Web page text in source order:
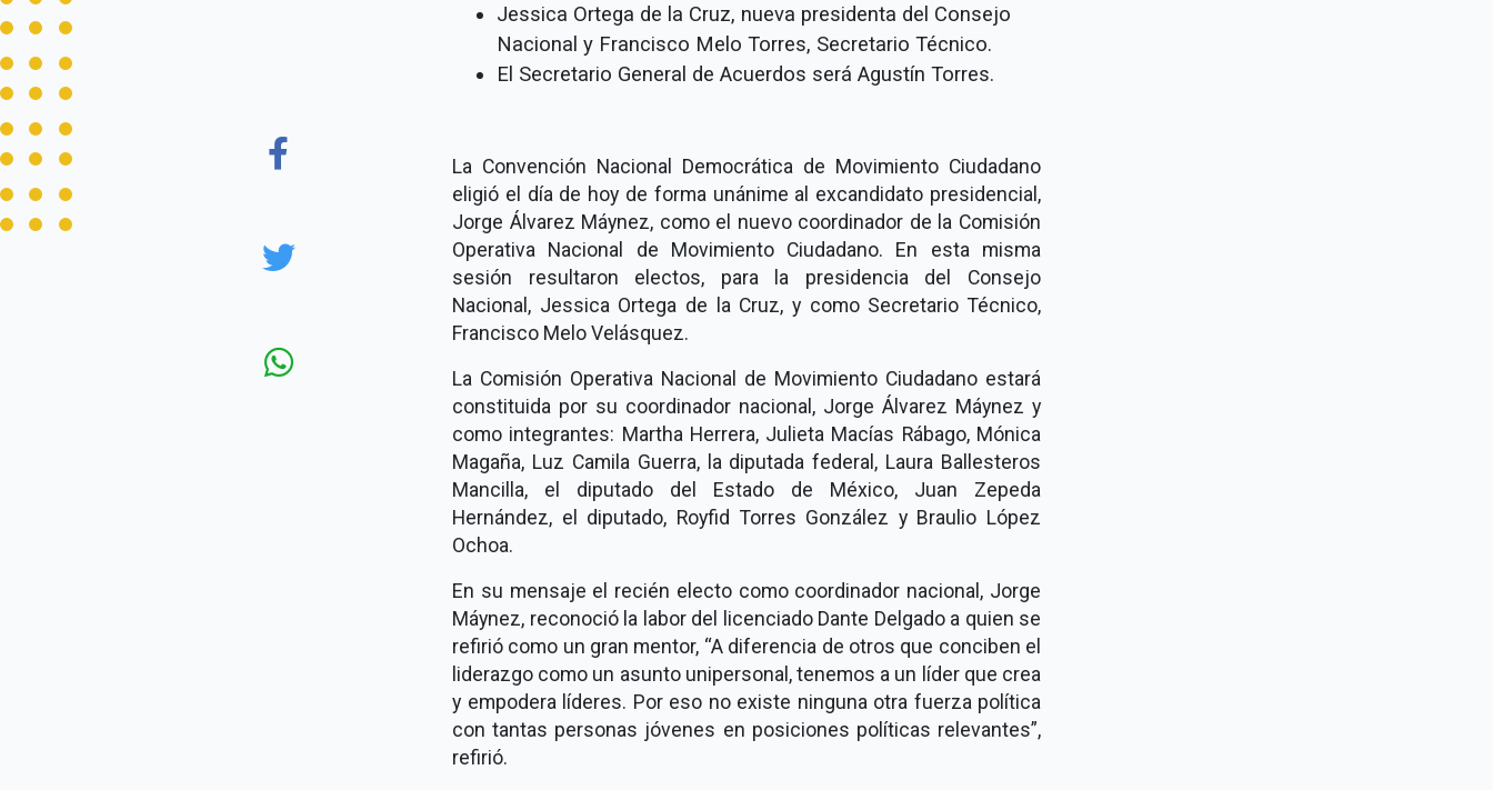
Jessica Ortega de la Cruz, nueva presidenta del Consejo
Nacional y Francisco Melo Torres, Secretario Técnico.
El Secretario General de Acuerdos será Agustín Torres.
La Convención Nacional Democrática de Movimiento Ciudadano
eligió el día de hoy de forma unánime al excandidato presidencial,
Jorge Álvarez Máynez, como el nuevo coordinador de la Comisión
Operativa Nacional de Movimiento Ciudadano. En esta misma
sesión resultaron electos, para la presidencia del Consejo
Nacional, Jessica Ortega de la Cruz, y como Secretario Técnico,
Francisco Melo Velásquez.
La Comisión Operativa Nacional de Movimiento Ciudadano estará
constituida por su coordinador nacional, Jorge Álvarez Máynez y
como integrantes: Martha Herrera, Julieta Macías Rábago, Mónica
Magaña, Luz Camila Guerra, la diputada federal, Laura Ballesteros
Mancilla, el diputado del Estado de México, Juan Zepeda
Hernández, el diputado, Royfid Torres González y Braulio López
Ochoa.
En su mensaje el recién electo como coordinador nacional, Jorge
Máynez, reconoció la labor del licenciado Dante Delgado a quien se
refirió como un gran mentor, “A diferencia de otros que conciben el
liderazgo como un asunto unipersonal, tenemos a un líder que crea
y empodera líderes. Por eso no existe ninguna otra fuerza política
con tantas personas jóvenes en posiciones políticas relevantes”,
refirió.